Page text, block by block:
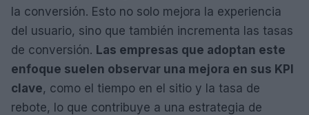
la conversión. Esto no solo mejora la experiencia
del usuario, sino que también incrementa las tasas
de conversión. Las empresas que adoptan este
enfoque suelen observar una mejora en sus KPI
clave, como el tiempo en el sitio y la tasa de
rebote, lo que contribuye a una estrategia de